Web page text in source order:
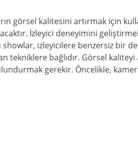
görsel kalitesini artırmak için
İzleyici deneyimini
showlar, izleyicilere benzersiz bir
tekniklere bağlıdır. Görsel kaliteyi
gerekir. Öncelikle,